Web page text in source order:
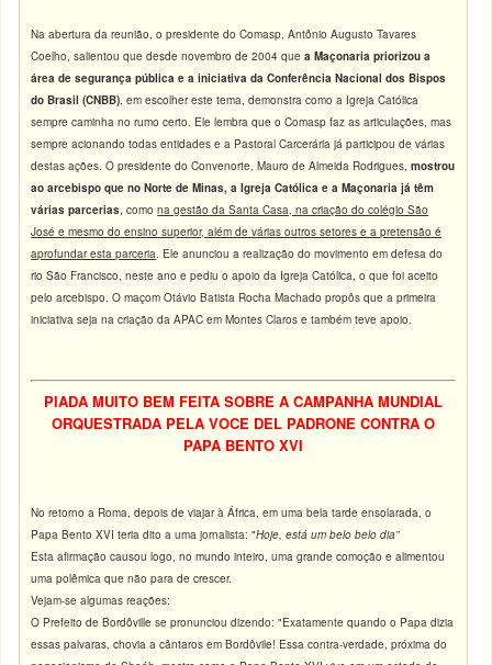
Na abertura da reunião, o presidente do Comasp, Antônio Augusto Tavares
Coelho, salientou que desde novembro de 2004 quea Maçonaria priorizou a
área de segurança pública e a iniciativa da Conferência Nacional dos Bispos
do Brasil (CNBB), em escolher este tema, demonstra como a Igreja Católica
sempre caminha no rumo certo. Ele lembra que o Comasp faz as articulações, mas
sempre acionando todas entidades e a Pastoral Carcerária já participou de várias
destas ações. O presidente do Convenorte, Mauro de Almeida Rodrigues,mostrou
ao arcebispo que no Norte de Minas, a Igreja Católica e a Maçonaria já têm
várias parcerias, comona gestão da Santa Casa, na criação do colégio São
José e mesmo do ensino superior, além de várias outros setores e a pretensão é
aprofundar esta parceria. Ele anunciou a realização do movimento em defesa do
rio São Francisco, neste ano e pediu o apoio da Igreja Católica, o que foi aceito
pelo arcebispo. O maçom Otávio Batista Rocha Machado propôs que a primeira
iniciativa seja na criação da APAC em Montes Claros e também teve apoio.
PIADA MUITO BEM FEITA SOBRE A CAMPANHA MUNDIAL
ORQUESTRADA PELA VOCE DEL PADRONE CONTRA O
PAPA BENTO XVI
No retorno a Roma, depois de viajar à África, em uma bela tarde ensolarada, o
Papa Bento XVI teria dito a uma jornalista: "Hoje, está um belo belo dia”
Esta afirmação causou logo, no mundo inteiro, uma grande comoção e alimentou
uma polêmica que não para de crescer.
Vejam-se algumas reações:
O Prefeito de Bordôville se pronunciou dizendo: "Exatamente quando o Papa dizia
essas palvaras, chovia a cântaros em Bordôvile! Essa contra-verdade, próxima do